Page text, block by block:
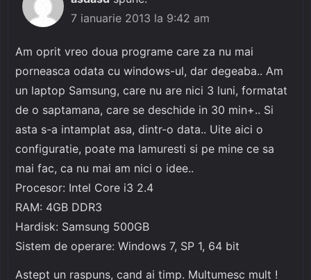
7 ianuarie 2013 la 9:42 am
Am oprit vreo doua programe care za nu mai
porneasca odata cu windows-ul, dar degeaba.. Am
un laptop Samsung, care nu are nici 3 luni, formatat
de o saptamana, care se deschide in 30 min+.. Si
asta s-a intamplat asa, dintr-o data.. Uite aici o
configuratie, poate ma lamuresti si pe mine ce sa
mai fac, ca nu mai am nici o idee..
Procesor: Intel Core i3 2.4
RAM: 4GB DDR3
Hardisk: Samsung 500GB
Sistem de operare: Windows 7, SP 1, 64 bit
Astept un raspuns, cand ai timp. Multumesc mult !